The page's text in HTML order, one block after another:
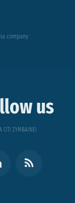
company
us
ΣΥΜΒΑΙΝΕΙ